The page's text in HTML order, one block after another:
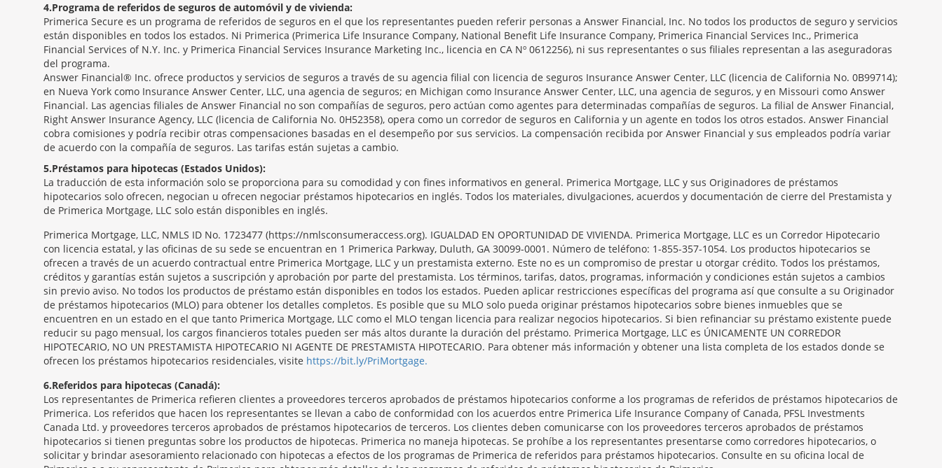
4 Programa de referidos de seguros de automóvil y de vivienda:
Primerica Secure es un programa de referidos de seguros en el que los representantes pueden referir personas a Answer Financial, Inc. No todos los productos de seguro y servicios
están disponibles en todos los estados. Ni Primerica (Primerica Life Insurance Company, National Benefit Life Insurance Company, Primerica Financial Services Inc., Primerica
Financial Services of N.Y. Inc. y Primerica Financial Services Insurance Marketing Inc., licencia en CA Nº 0612256), ni sus representantes o sus filiales representan a las aseguradoras
del programa.
Answer Financial® Inc. ofrece productos y servicios de seguros a través de su agencia filial con licencia de seguros Insurance Answer Center, LLC (licencia de California No. 0B99714);
en Nueva York como Insurance Answer Center, LLC, una agencia de seguros; en Michigan como Insurance Answer Center, LLC, una agencia de seguros, y en Missouri como Answer
Financial. Las agencias filiales de Answer Financial no son compañías de seguros, pero actúan como agentes para determinadas compañías de seguros. La filial de Answer Financial,
Right Answer Insurance Agency, LLC (licencia de California No. 0H52358), opera como un corredor de seguros en California y un agente en todos los otros estados. Answer Financial
cobra comisiones y podría recibir otras compensaciones basadas en el desempeño por sus servicios. La compensación recibida por Answer Financial y sus empleados podría variar
de acuerdo con la compañía de seguros. Las tarifas están sujetas a cambio.
5 Préstamos para hipotecas (Estados Unidos):
La traducción de esta información solo se proporciona para su comodidad y con fines informativos en general. Primerica Mortgage, LLC y sus Originadores de préstamos
hipotecarios solo ofrecen, negocian u ofrecen negociar préstamos hipotecarios en inglés. Todos los materiales, divulgaciones, acuerdos y documentación de cierre del Prestamista y
de Primerica Mortgage, LLC solo están disponibles en inglés.
Primerica Mortgage, LLC, NMLS ID No. 1723477 (https://nmlsconsumeraccess.org). IGUALDAD EN OPORTUNIDAD DE VIVIENDA. Primerica Mortgage, LLC es un Corredor Hipotecario
con licencia estatal, y las oficinas de su sede se encuentran en 1 Primerica Parkway, Duluth, GA 30099-0001. Número de teléfono: 1-855-357-1054. Los productos hipotecarios se
ofrecen a través de un acuerdo contractual entre Primerica Mortgage, LLC y un prestamista externo. Este no es un compromiso de prestar u otorgar crédito. Todos los préstamos,
créditos y garantías están sujetos a suscripción y aprobación por parte del prestamista. Los términos, tarifas, datos, programas, información y condiciones están sujetos a cambios
sin previo aviso. No todos los productos de préstamo están disponibles en todos los estados. Pueden aplicar restricciones específicas del programa así que consulte a su Originador
de préstamos hipotecarios (MLO) para obtener los detalles completos. Es posible que su MLO solo pueda originar préstamos hipotecarios sobre bienes inmuebles que se
encuentren en un estado en el que tanto Primerica Mortgage, LLC como el MLO tengan licencia para realizar negocios hipotecarios. Si bien refinanciar su préstamo existente puede
reducir su pago mensual, los cargos financieros totales pueden ser más altos durante la duración del préstamo. Primerica Mortgage, LLC es ÚNICAMENTE UN CORREDOR
HIPOTECARIO, NO UN PRESTAMISTA HIPOTECARIO NI AGENTE DE PRESTAMISTA HIPOTECARIO. Para obtener más información y obtener una lista completa de los estados donde se
ofrecen los préstamos hipotecarios residenciales, visite https://bit.ly/PriMortgage.
6 Referidos para hipotecas (Canadá):
Los representantes de Primerica refieren clientes a proveedores terceros aprobados de préstamos hipotecarios conforme a los programas de referidos de préstamos hipotecarios de
Primerica. Los referidos que hacen los representantes se llevan a cabo de conformidad con los acuerdos entre Primerica Life Insurance Company of Canada, PFSL Investments
Canada Ltd. y proveedores terceros aprobados de préstamos hipotecarios de terceros. Los clientes deben comunicarse con los proveedores terceros aprobados de préstamos
hipotecarios si tienen preguntas sobre los productos de hipotecas. Primerica no maneja hipotecas. Se prohíbe a los representantes presentarse como corredores hipotecarios, o
solicitar y brindar asesoramiento relacionado con hipotecas a efectos de los programas de Primerica de referidos para préstamos hipotecarios. Consulte en su oficina local de